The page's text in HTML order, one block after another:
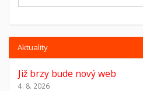
Aktuality
Již brzy bude nový web
4. 8. 2026